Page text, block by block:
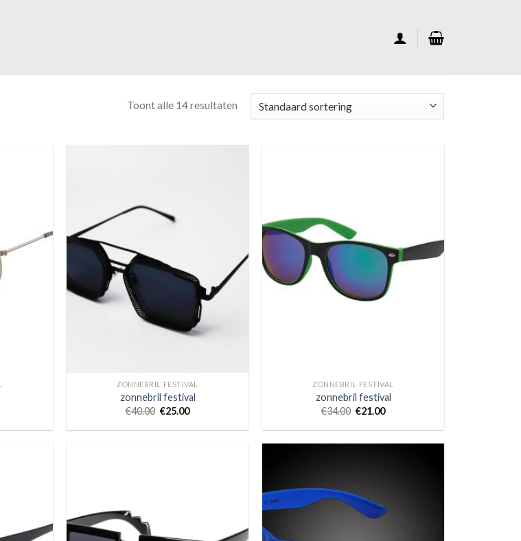
Toont alle 14 resultaten
ZONNEBRIL FESTIVAL
zonnebril festival
€40.00 €25.00
ZONNEBRIL FESTIVAL
zonnebril festival
€34.00 €21.00